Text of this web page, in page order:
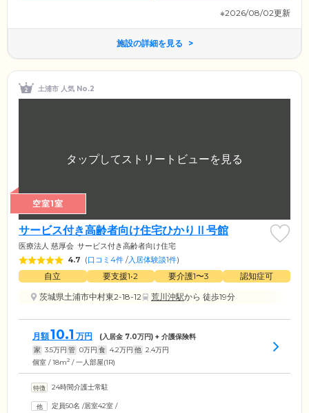
※2026/08/02更新
施設の詳細を見る
土浦市 人気 No.2
空室1室
サービス付き高齢者向け住宅ひかりⅡ号館
医療法人 慈厚会 サービス付き高齢者向け住宅
4.7 (口コミ4件 /入居体験談1件)
自立 要支援1•2 要介護1〜3
認知症可
茨城県土浦市中村東2-18-12
荒川沖駅から 徒歩19分
月額10.1 万円 (入居金 7.0万円) + 介護保険料
家 3.5万円 管 0万円 食 4.2万円 他 2.4万円
個室 / 18m2 / 一人部屋(1R)
24時間介護士常駐
定員50名 /居室42室 /